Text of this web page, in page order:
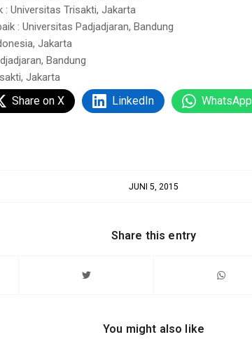
: Universitas Trisakti, Jakarta
: Universitas Padjadjaran, Bandung
Jakarta
Bandung
Jakarta
Share on X LinkedIn WhatsApp
JUNI 5, 2015
Share this entry
You might also like